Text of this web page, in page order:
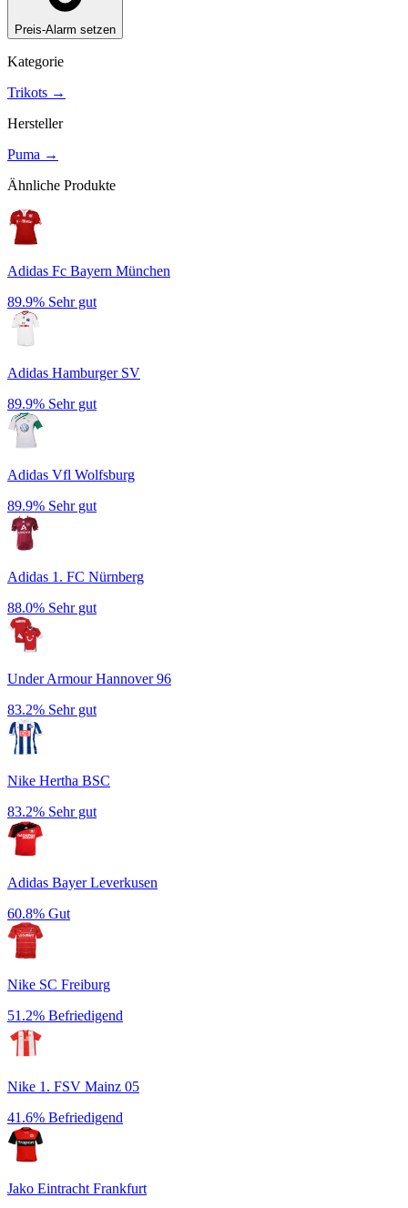
Preis-Alarm setzen
Kategorie
Trikots →
Hersteller
Puma →
Ähnliche Produkte
Adidas Fc Bayern München
89.9% Sehr gut
Adidas Hamburger SV
89.9% Sehr gut
Adidas Vfl Wolfsburg
89.9% Sehr gut
Adidas 1. FC Nürnberg
88.0% Sehr gut
Under Armour Hannover 96
83.2% Sehr gut
Nike Hertha BSC
83.2% Sehr gut
Adidas Bayer Leverkusen
60.8% Gut
Nike SC Freiburg
51.2% Befriedigend
Nike 1. FSV Mainz 05
41.6% Befriedigend
Jako Eintracht Frankfurt